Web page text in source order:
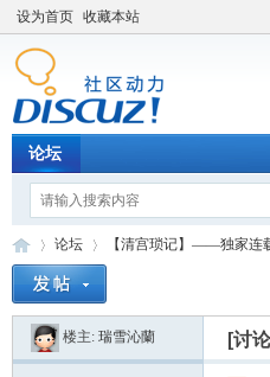
设为首页 收藏本站
论坛
»
论坛
›
【清宫琐记】——独家连
楼主: 瑞雪沁蘭 [讨